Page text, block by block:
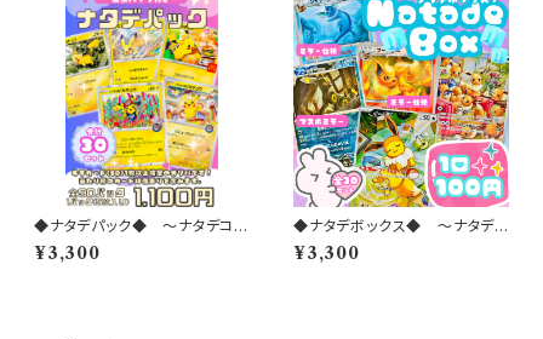
◆ナタデパック◆ 〜ナタデココ
オリパ 2026 vol.42〜
¥3,300
◆ナタデボックス◆ 〜ナタデコ
コオリパ 2026 vol.47〜
¥3,300